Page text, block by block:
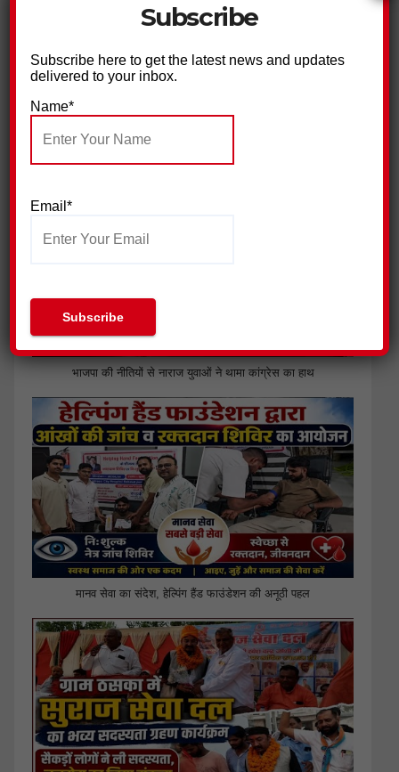
पिरान कलियर में 23 मोहर्रम के मौके पर भव्य चादरपोशी,अमन की दुआओं
भाजपा की नीतियों से नाराज युवाओं ने थामा कांग्रेस का हाथ
मानव सेवा का संदेश, हेल्पिंग हैंड फाउंडेशन की अनूठी पहल
Subscribe
Subscribe here to get the latest news and updates
delivered to your inbox.
Name*
Email*